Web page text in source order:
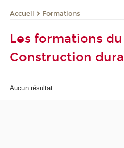
Accueil Formations
Les formations
Construction
Aucun résultat